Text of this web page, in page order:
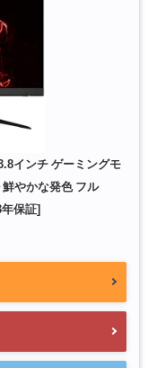
インチ ゲーミングモ
やかな発色 フル
保証]